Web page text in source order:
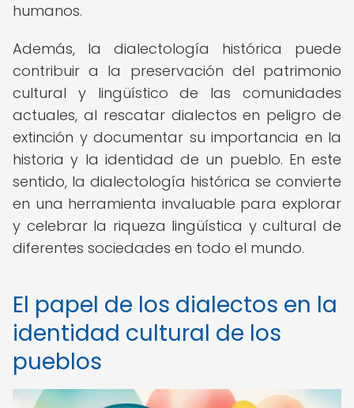
humanos.
Además, la dialectología histórica puede
contribuir a la preservación del patrimonio
cultural y lingüístico de las comunidades
actuales, al rescatar dialectos en peligro de
extinción y documentar su importancia en la
historia y la identidad de un pueblo. En este
sentido, la dialectología histórica se convierte
en una herramienta invaluable para explorar
y celebrar la riqueza lingüística y cultural de
diferentes sociedades en todo el mundo.
El papel de los dialectos en la
identidad cultural de los
pueblos